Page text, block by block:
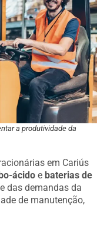
a produtividade da
em Cariús
ácido e baterias de
das demandas da
de manutenção,